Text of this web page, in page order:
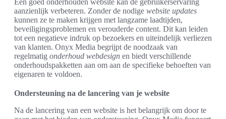
aanzienlijk verbeteren. Zonder de nodige website updates
kunnen ze te maken krijgen met langzame laadtijden,
beveiligingsproblemen en verouderde content. Dit kan leiden
tot een negatieve indruk op bezoekers en uiteindelijk verliezen
van klanten. Onyx Media begrijpt de noodzaak van
regelmatig onderhoud webdesign en biedt verschillende
onderhoudspakketten aan om aan de specifieke behoeften van
eigenaren te voldoen.
Ondersteuning na de lancering van je website
Na de lancering van een website is het belangrijk om door te